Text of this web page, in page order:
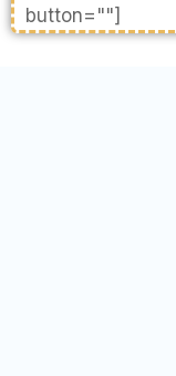
button=""]